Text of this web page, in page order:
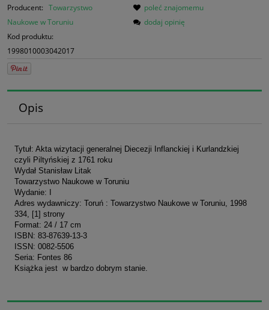
Producent: Towarzystwo
Naukowe w Toruniu
Kod produktu:
1998010003042017
poleć znajomemu
dodaj opinię
Opis
Tytuł: Akta wizytacji generalnej Diecezji Inflanckiej i Kurlandzkiej
czyli Piltyńskiej z 1761 roku
Wydał Stanisław Litak
Towarzystwo Naukowe w Toruniu
Wydanie: I
Adres wydawniczy: Toruń : Towarzystwo Naukowe w Toruniu, 1998
334, [1] strony
Format: 24 / 17 cm
ISBN: 83-87639-13-3
ISSN: 0082-5506
Seria: Fontes 86
Książka jest w bardzo dobrym stanie.